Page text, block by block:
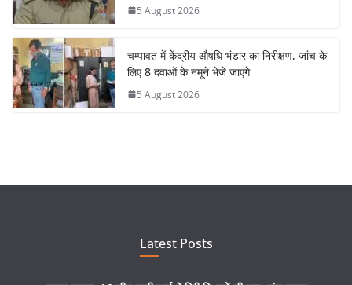
5 August 2026
चम्पावत में केंद्रीय औषधि भंडार का निरीक्षण, जांच के
लिए 8 दवाओं के नमूने भेजे जाएंगे
5 August 2026
Latest Posts